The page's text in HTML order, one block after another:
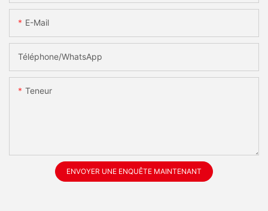
E-Mail
Téléphone/WhatsApp
Teneur
ENVOYER UNE ENQUÊTE MAINTENANT